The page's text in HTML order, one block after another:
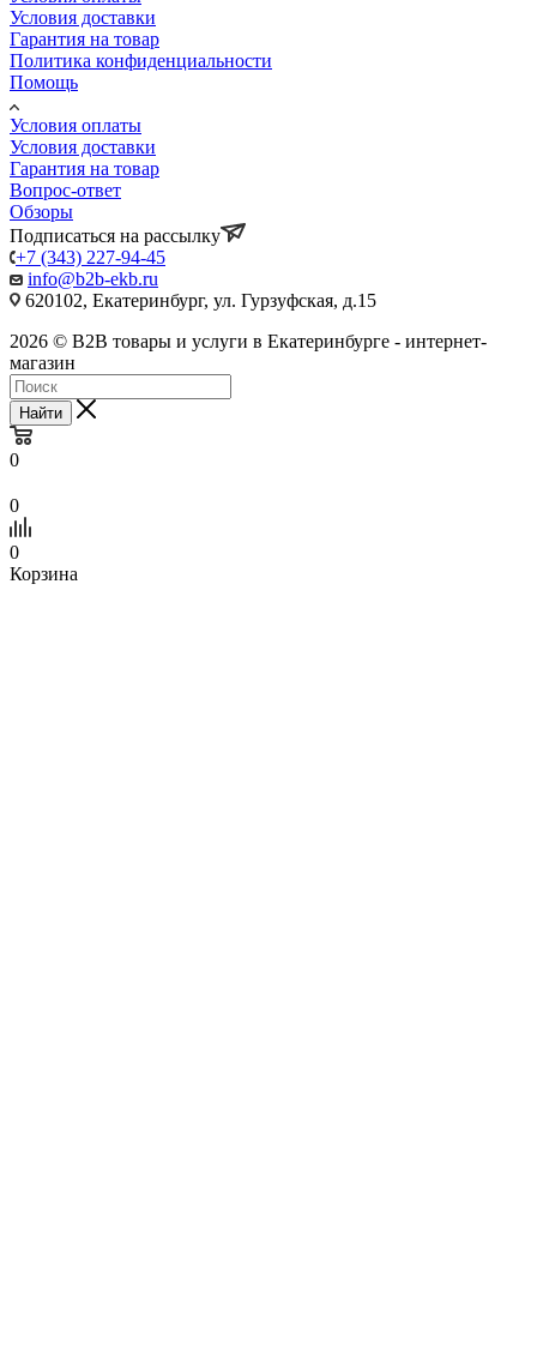
Условия доставки
Гарантия на товар
Политика конфиденциальности
Помощь
Условия оплаты
Условия доставки
Гарантия на товар
Вопрос-ответ
Обзоры
Подписаться на рассылку
+7 (343) 227-94-45
info@b2b-ekb.ru
620102, Екатеринбург, ул. Гурзуфская, д.15
2026 © B2B товары и услуги в Екатеринбурге - интернет-
магазин
Найти
0
0
0
Корзина